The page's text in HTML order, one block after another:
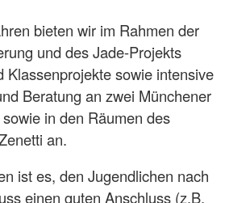
bieten wir im Rahmen der
und des Jade-Projekts
Klassenprojekte sowie intensive
Beratung an zwei Münchener
in den Räumen des
an.
ist es, den Jugendlichen nach
einen guten Anschluss (z.B.